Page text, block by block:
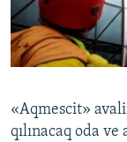
Русский
Українською
QOŞULIÑIZ!
«Aqmescit»
qılınacaq oda